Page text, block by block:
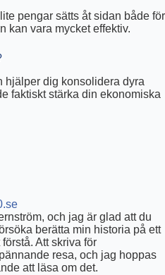
pengar sätts åt sidan både för
kan vara mycket effektiv.
hjälper dig konsolidera dyra
faktiskt stärka din ekonomiska
och jag är glad att du
berätta min historia på ett
Att skriva för
resa, och jag hoppas
att läsa om det.